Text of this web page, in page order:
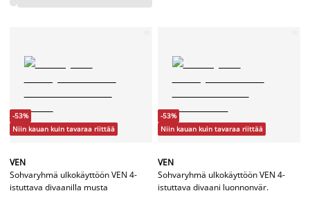
-53%
Niin kauan kuin tavaraa riittää
VEN
Sohvaryhmä ulkokäyttöön VEN 4-
istuttava divaanilla musta
-53%
Niin kauan kuin tavaraa riittää
VEN
Sohvaryhmä ulkokäyttöön VEN 4-
istuttava divaani luonnonvär.